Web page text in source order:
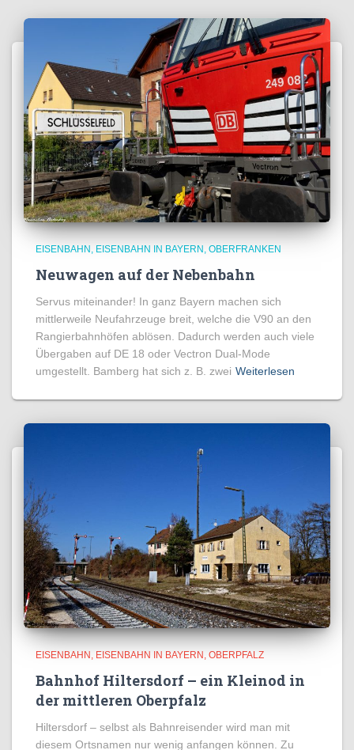
EISENBAHN EISENBAHN IN BAYERN OBERFRANKEN
Neuwagen auf der Nebenbahn
Servus miteinander! In ganz Bayern machen sich
mittlerweile Neufahrzeuge breit, welche die V90 an den
Rangierbahnhöfen ablösen. Dadurch werden auch viele
Übergaben auf DE 18 oder Vectron Dual-Mode
umgestellt. Bamberg hat sich z. B. zwei Weiterlesen
EISENBAHN EISENBAHN IN BAYERN OBERPFALZ
Bahnhof Hiltersdorf – ein Kleinod in
der mittleren Oberpfalz
Hiltersdorf – selbst als Bahnreisender wird man mit
diesem Ortsnamen nur wenig anfangen können. Zu